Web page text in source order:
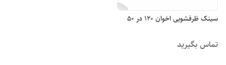
سینک ظرفشویی اخوان 120 در 50
تماس بگیرید